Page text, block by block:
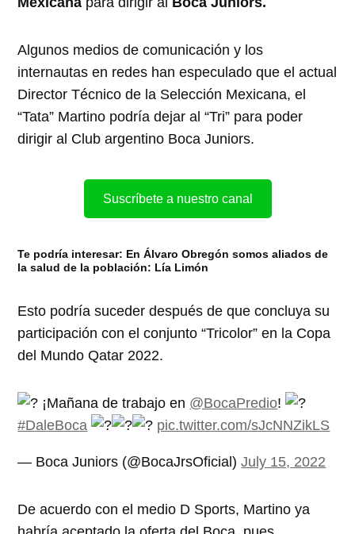
Algunos medios de comunicación y los
internautas en redes han especulado que el actual
Director Técnico de la Selección Mexicana, el
“Tata” Martino podría dejar al “Tri” para poder
dirigir al Club argentino Boca Juniors.
Suscríbete a nuestro canal
Te podría interesar: En Álvaro Obregón somos aliados de
la salud de la población: Lía Limón
Esto podría suceder después de que concluya su
participación con el conjunto “Tricolor” en la Copa
del Mundo Qatar 2022.
¡Mañana de trabajo en @BocaPredio!
#DaleBoca
pic.twitter.com/sJcNNZikLS
— Boca Juniors (@BocaJrsOficial)July 15, 2022
De acuerdo con el medio D Sports, Martino ya